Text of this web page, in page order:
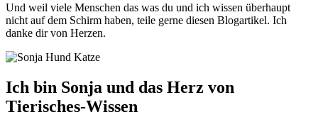
Und weil viele Menschen das was du und ich wissen überhaupt
nicht auf dem Schirm haben, teile gerne diesen Blogartikel. Ich
danke dir von Herzen.
Ich bin Sonja und das Herz von
Tierisches-Wissen